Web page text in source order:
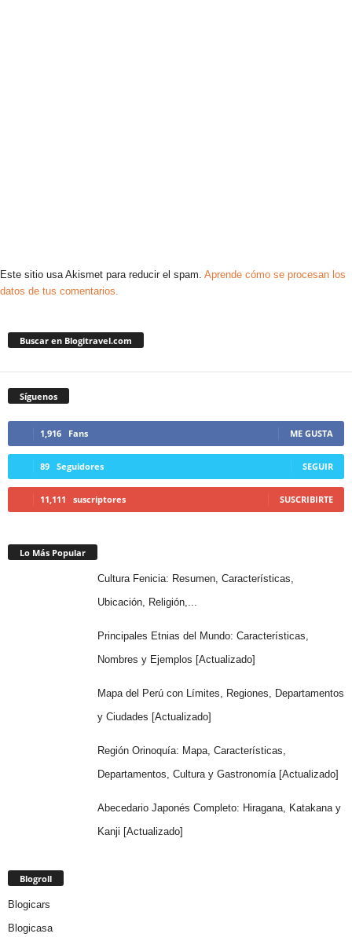
Este sitio usa Akismet para reducir el spam. Aprende cómo se procesan los
datos de tus comentarios.
Buscar en Blogitravel.com
Síguenos
1,916 Fans ME GUSTA
89 Seguidores SEGUIR
11,111 suscriptores SUSCRIBIRTE
Lo Más Popular
Cultura Fenicia: Resumen, Características,
Ubicación, Religión,...
Principales Etnias del Mundo: Características,
Nombres y Ejemplos [Actualizado]
Mapa del Perú con Límites, Regiones, Departamentos
y Ciudades [Actualizado]
Región Orinoquía: Mapa, Características,
Departamentos, Cultura y Gastronomía [Actualizado]
Abecedario Japonés Completo: Hiragana, Katakana y
Kanji [Actualizado]
Blogroll
Blogicars
Blogicasa